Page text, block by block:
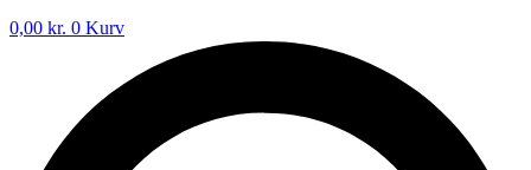
0,00 kr. 0 Kurv